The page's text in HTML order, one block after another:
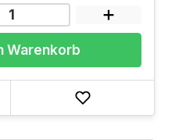
Warenkorb